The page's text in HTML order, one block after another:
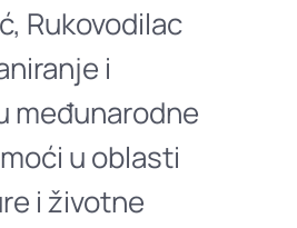
Rukovodilac
i
međunarodne
u oblasti
i životne